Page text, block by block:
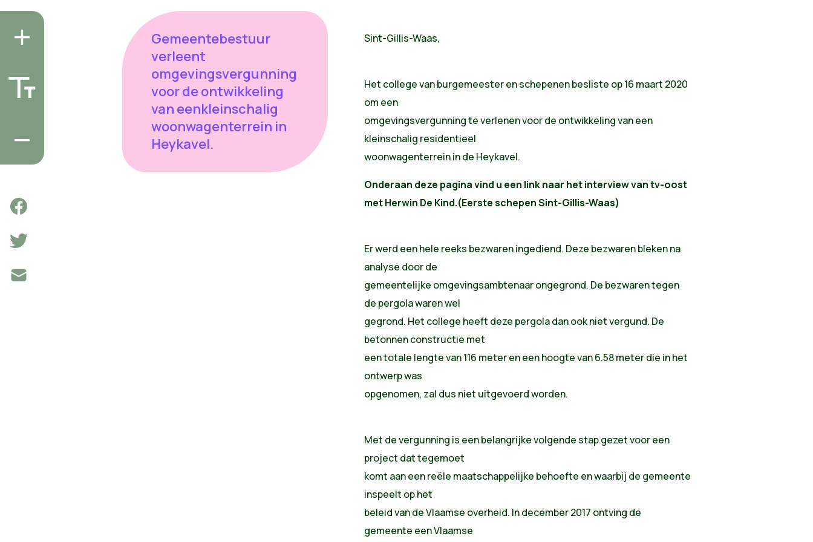
Gemeentebestuur
verleent
omgevingsvergunning
voor de ontwikkeling
van eenkleinschalig
woonwagenterrein in
Heykavel.
Sint-Gillis-Waas,
Het college van burgemeester en schepenen besliste op 16 maart 2020
om een
omgevingsvergunning te verlenen voor de ontwikkeling van een
kleinschalig residentieel
woonwagenterrein in de Heykavel.
Onderaan deze pagina vind u een link naar het interview van tv-oost
met Herwin De Kind.(Eerste schepen Sint-Gillis-Waas)
Er werd een hele reeks bezwaren ingediend. Deze bezwaren bleken na
analyse door de
gemeentelijke omgevingsambtenaar ongegrond. De bezwaren tegen
de pergola waren wel
gegrond. Het college heeft deze pergola dan ook niet vergund. De
betonnen constructie met
een totale lengte van 116 meter en een hoogte van 6.58 meter die in het
ontwerp was
opgenomen, zal dus niet uitgevoerd worden.
Met de vergunning is een belangrijke volgende stap gezet voor een
project dat tegemoet
komt aan een reële maatschappelijke behoefte en waarbij de gemeente
inspeelt op het
beleid van de Vlaamse overheid. In december 2017 ontving de
gemeente een Vlaamse